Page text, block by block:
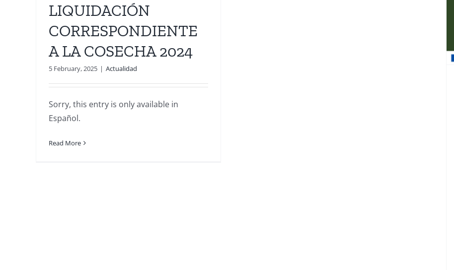
LIQUIDACIÓN
CORRESPONDIENTE
A LA COSECHA 2024
5 February, 2025 | Actualidad
Sorry, this entry is only available in
Español.
Read More